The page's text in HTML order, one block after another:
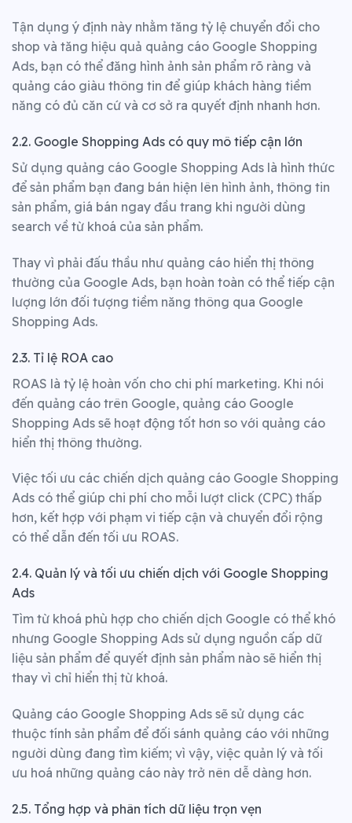
Tận dụng ý định này nhằm tăng tỷ lệ chuyển đổi cho
shop và tăng hiệu quả quảng cáo Google Shopping
Ads, bạn có thể đăng hình ảnh sản phẩm rõ ràng và
quảng cáo giàu thông tin để giúp khách hàng tiềm
năng có đủ căn cứ và cơ sở ra quyết định nhanh hơn.
2.2. Google Shopping Ads có quy mô tiếp cận lớn
Sử dụng quảng cáo Google Shopping Ads là hình thức
để sản phẩm bạn đang bán hiện lên hình ảnh, thông tin
sản phẩm, giá bán ngay đầu trang khi người dùng
search về từ khoá của sản phẩm.
Thay vì phải đấu thầu như quảng cáo hiển thị thông
thường của Google Ads, bạn hoàn toàn có thể tiếp cận
lượng lớn đối tượng tiềm năng thông qua Google
Shopping Ads.
2.3. Tỉ lệ ROA cao
ROAS là tỷ lệ hoàn vốn cho chi phí marketing. Khi nói
đến quảng cáo trên Google, quảng cáo Google
Shopping Ads sẽ hoạt động tốt hơn so với quảng cáo
hiển thị thông thường.
Việc tối ưu các chiến dịch quảng cáo Google Shopping
Ads có thể giúp chi phí cho mỗi lượt click (CPC) thấp
hơn, kết hợp với phạm vi tiếp cận và chuyển đổi rộng
có thể dẫn đến tối ưu ROAS.
2.4. Quản lý và tối ưu chiến dịch với Google Shopping
Ads
Tìm từ khoá phù hợp cho chiến dịch Google có thể khó
nhưng Google Shopping Ads sử dụng nguồn cấp dữ
liệu sản phẩm để quyết định sản phẩm nào sẽ hiển thị
thay vì chỉ hiển thị từ khoá.
Quảng cáo Google Shopping Ads sẽ sử dụng các
thuộc tính sản phẩm để đối sánh quảng cáo với những
người dùng đang tìm kiếm; vì vậy, việc quản lý và tối
ưu hoá những quảng cáo này trở nên dễ dàng hơn.
2.5. Tổng hợp và phân tích dữ liệu trọn vẹn